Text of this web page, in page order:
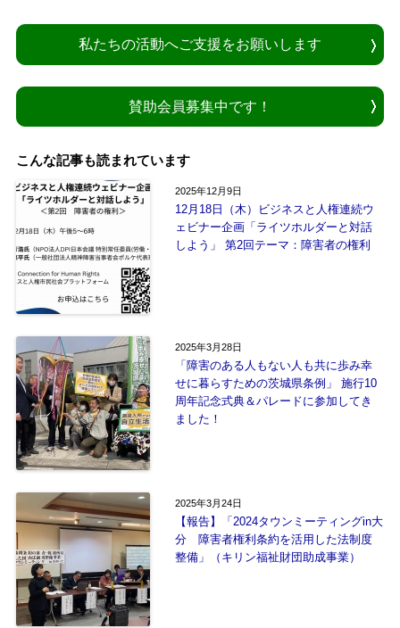
私たちの活動へご支援をお願いします
賛助会員募集中です！
こんな記事も読まれています
2025年12月9日
12月18日（木）ビジネスと人権連続ウ
ェビナー企画「ライツホルダーと対話
しよう」 第2回テーマ：障害者の権利
2025年3月28日
「障害のある人もない人も共に歩み幸
せに暮らすための茨城県条例」 施行10
周年記念式典＆パレードに参加してき
ました！
2025年3月24日
【報告】「2024タウンミーティングin大
分 障害者権利条約を活用した法制度
整備」（キリン福祉財団助成事業）